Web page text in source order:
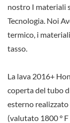
nostro I materiali
Tecnologia. Noi
termico, i
tasso.
La lava 2016+
coperta del tubo
esterno
(valutato 1800 °